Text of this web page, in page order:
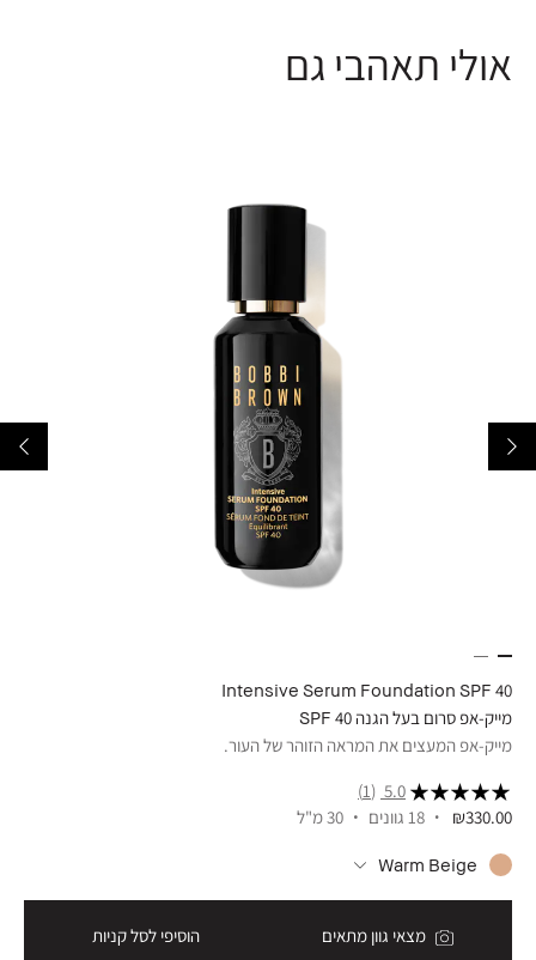
אולי תאהבי גם
Intensive Serum Foundation SPF 40
מייק-אפ סרום בעל הגנה 40 SPF
מייק-אפ המעצים את המראה הזוהר של העור.
5.0
(1)
₪330.00
18 גוונים 30 מ"ל
Warm Beige
מצאי גוון מתאים הוסיפי לסל קניות